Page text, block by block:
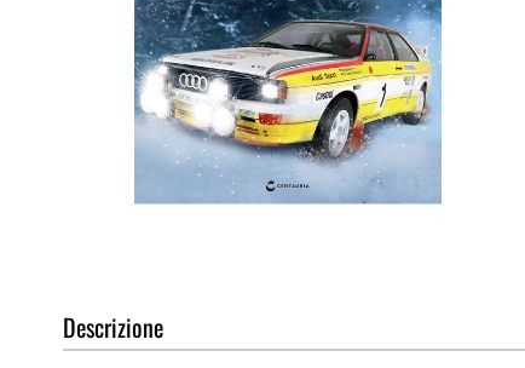
galleria
di
Descrizione